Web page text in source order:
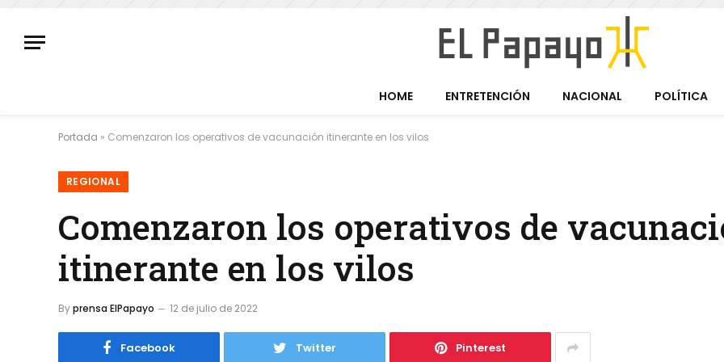
HOME ENTRETENCIÓN NACIONAL POLÍTICA
Portada » Comenzaron los operativos de vacunación itinerante en los vilos
REGIONAL
Comenzaron los operativos de
itinerante en los vilos
Byprensa ElPapayo 12 de julio de 2022
Facebook Twitter Pinterest